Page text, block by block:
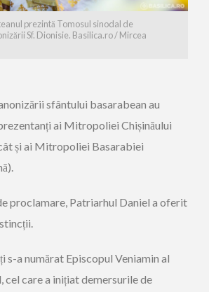
prezintă Tomosul sinodal de
Sf. Dionisie. Basilica.ro / Mircea
sfântului basarabean au
ai Mitropoliei Chișinăului
și ai Mitropoliei Basarabiei
proclamare, Patriarhul Daniel a oferit
s-a numărat Episcopul Veniamin al
cel care a inițiat demersurile de